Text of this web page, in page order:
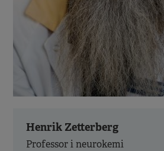
Henrik Zetterberg
Professor i neurokemi